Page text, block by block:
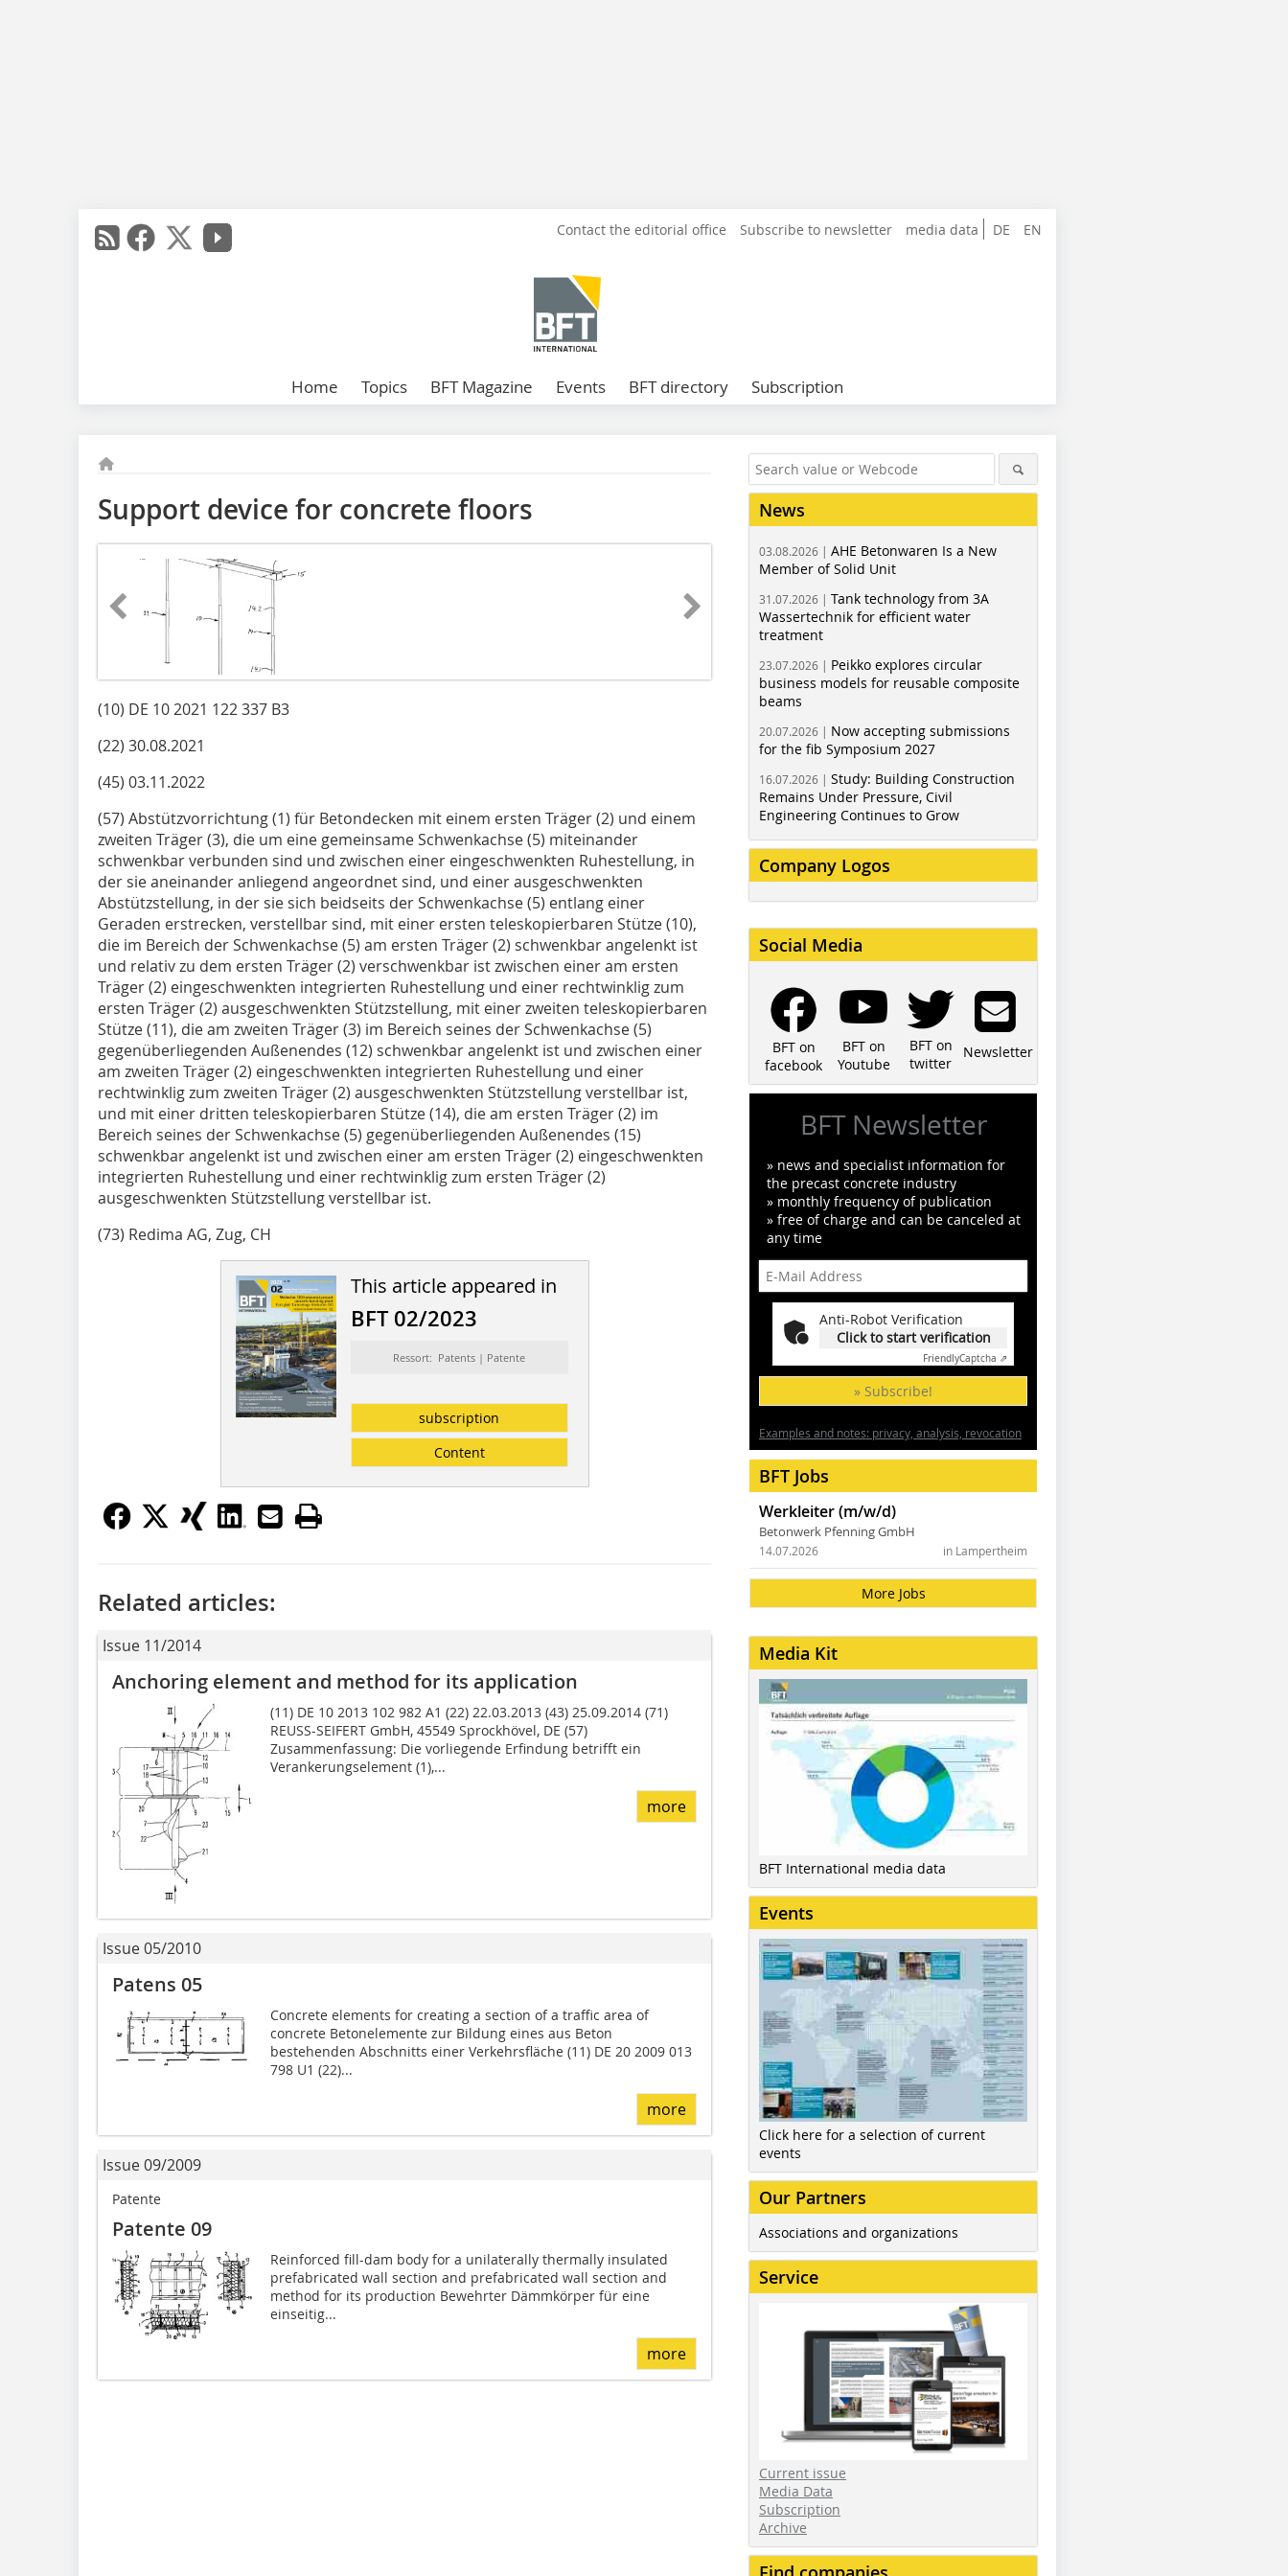
DE EN
Contact the editorial office Subscribe to newsletter media data
Home Topics BFT Magazine Events BFT directory Subscription
Support device for concrete floors
(10) DE 10 2021 122 337 B3
(22) 30.08.2021
(45) 03.11.2022
(57) Abstützvorrichtung (1) für Betondecken mit einem ersten Träger (2) und einem
zweiten Träger (3), die um eine gemeinsame Schwenkachse (5) miteinander
schwenkbar verbunden sind und zwischen einer eingeschwenkten Ruhestellung, in
der sie aneinander anliegend angeordnet sind, und einer ausgeschwenkten
Abstützstellung, in der sie sich beidseits der Schwenkachse (5) entlang einer
Geraden erstrecken, verstellbar sind, mit einer ersten teleskopierbaren Stütze (10),
die im Bereich der Schwenkachse (5) am ersten Träger (2) schwenkbar angelenkt ist
und relativ zu dem ersten Träger (2) verschwenkbar ist zwischen einer am ersten
Träger (2) eingeschwenkten integrierten Ruhestellung und einer rechtwinklig zum
ersten Träger (2) ausgeschwenkten Stützstellung, mit einer zweiten teleskopierbaren
Stütze (11), die am zweiten Träger (3) im Bereich seines der Schwenkachse (5)
gegenüberliegenden Außenendes (12) schwenkbar angelenkt ist und zwischen einer
am zweiten Träger (2) eingeschwenkten integrierten Ruhestellung und einer
rechtwinklig zum zweiten Träger (2) ausgeschwenkten Stützstellung verstellbar ist,
und mit einer dritten teleskopierbaren Stütze (14), die am ersten Träger (2) im
Bereich seines der Schwenkachse (5) gegenüberliegenden Außenendes (15)
schwenkbar angelenkt ist und zwischen einer am ersten Träger (2) eingeschwenkten
integrierten Ruhestellung und einer rechtwinklig zum ersten Träger (2)
ausgeschwenkten Stützstellung verstellbar ist.
(73) Redima AG, Zug, CH
This article appeared in
BFT 02/2023
Ressort: Patents | Patente
subscription
Content
Related articles:
Issue 11/2014
Anchoring element and method for its application
(11) DE 10 2013 102 982 A1 (22) 22.03.2013 (43) 25.09.2014 (71)
REUSS-SEIFERT GmbH, 45549 Sprockhövel, DE (57)
Zusammenfassung: Die vorliegende Erfindung betrifft ein
Verankerungselement (1),...
more
Issue 05/2010
Patens 05
Concrete elements for creating a section of a traffic area of
concrete Betonelemente zur Bildung eines aus Beton
bestehenden Abschnitts einer Verkehrsfläche (11) DE 20 2009 013
798 U1 (22)...
more
Issue 09/2009
Patente
Patente 09
Reinforced fill-dam body for a unilaterally thermally insulated
prefabricated wall section and prefabricated wall section and
method for its production Bewehrter Dämmkörper für eine
einseitig...
more
News
03.08.2026 | AHE Betonwaren Is a New
Member of Solid Unit
31.07.2026 | Tank technology from 3A
Wassertechnik for efficient water
treatment
23.07.2026 | Peikko explores circular
business models for reusable composite
beams
20.07.2026 | Now accepting submissions
for the fib Symposium 2027
16.07.2026 | Study: Building Construction
Remains Under Pressure, Civil
Engineering Continues to Grow
Company Logos
Social Media
BFT on
facebook
BFT on
Youtube
BFT on
twitter
Newsletter
BFT Newsletter
» news and specialist information for
the precast concrete industry
» monthly frequency of publication
» free of charge and can be canceled at
any time
Anti-Robot Verification
Click to start verification
FriendlyCaptcha ⇗
» Subscribe!
Examples and notes: privacy, analysis, revocation
BFT Jobs
Werkleiter (m/w/d)
Betonwerk Pfenning GmbH
in Lampertheim
14.07.2026
More Jobs
Media Kit
BFT International media data
Events
Click here for a selection of current
events
Our Partners
Associations and organizations
Service
Current issue
Media Data
Subscription
Archive